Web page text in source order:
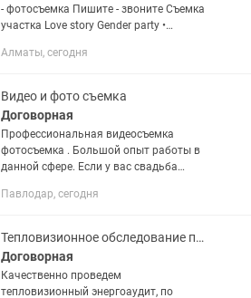
- фотосъемка Пишите - звоните Съемка
участка Love story Gender party •
из роддома • Семейные мероприятия
Алматы, сегодня
Видео и фото съемка
Договорная
Профессиональная видеосъемка
фотосъемка . Большой опыт работы в
данной сфере. Если у вас свадьба
нам. Мы запечатлим самые
торжества....
Павлодар, сегодня
Тепловизионное обследование помещений на предмет потери тепла
Договорная
Качественно проведем
тепловизионный энергоаудит, по